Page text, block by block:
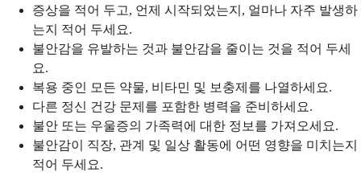
증상을 적어 두고, 언제 시작되었는지, 얼마나 자주 발생하
는지 적어 두세요.
불안감을 유발하는 것과 불안감을 줄이는 것을 적어 두세
요.
복용 중인 모든 약물, 비타민 및 보충제를 나열하세요.
다른 정신 건강 문제를 포함한 병력을 준비하세요.
불안 또는 우울증의 가족력에 대한 정보를 가져오세요.
불안감이 직장, 관계 및 일상 활동에 어떤 영향을 미치는지
적어 두세요.